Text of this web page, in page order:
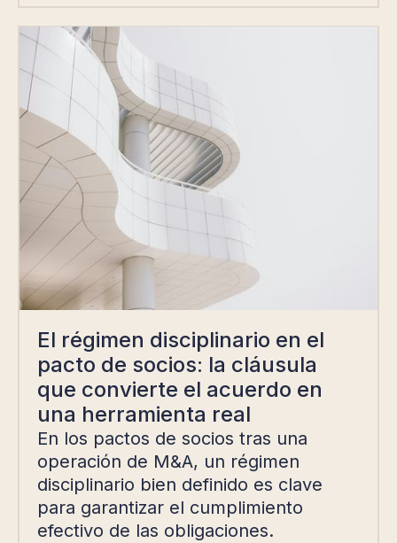
El régimen disciplinario en el
pacto de socios: la cláusula
que convierte el acuerdo en
una herramienta real
En los pactos de socios tras una
operación de M&A, un régimen
disciplinario bien definido es clave
para garantizar el cumplimiento
efectivo de las obligaciones.